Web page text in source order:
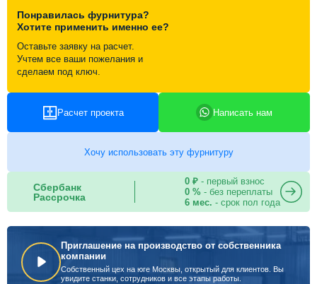
Контакты
Понравилась фурнитура?
Хотите применить именно ее?
Оставьте заявку на расчет.
Учтем все ваши пожелания и
сделаем под ключ.
Расчет проекта Написать нам
Хочу использовать эту фурнитуру
Сбербанк
Рассрочка
0 ₽- первый взнос
0 %- без переплаты
6 мес. - срок пол года
Приглашение на производство от собственника
компании
Собственный цех на юге Москвы, открытый для клиентов. Вы
увидите станки, сотрудников и все этапы работы.